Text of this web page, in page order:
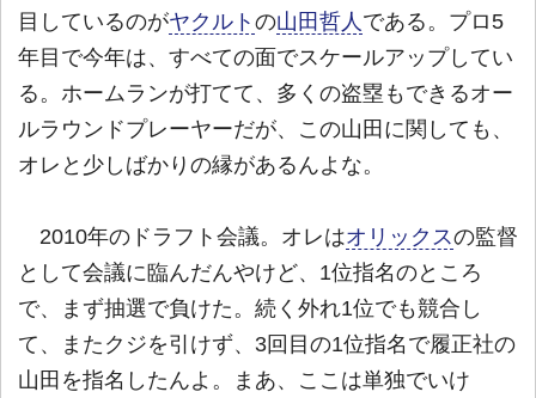
目しているのがヤクルト の山田哲人 である。プロ5
年目で今年は、すべての面でスケールアップしてい
る。ホームランが打てて、多くの盗塁もできるオー
ルラウンドプレーヤーだが、この山田に関しても、
オレと少しばかりの縁があるんよな。
2010年のドラフト会議。オレはオリックスの監督
として会議に臨んだんやけど、1位指名のところ
で、まず抽選で負けた。続く外れ1位でも競合し
て、またクジを引けず、3回目の1位指名で履正社の
山田を指名したんよ。まあ、ここは単独でいけ